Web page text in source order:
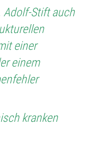
Adolf-Stift auch
einer
einem
kranken